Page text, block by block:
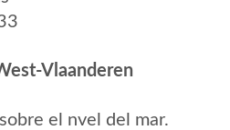
Vlaanderen
el nvel del mar.